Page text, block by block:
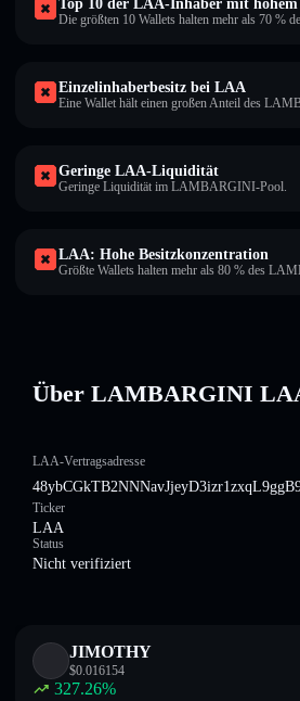
Top 10 der LAA-Inhaber mit
Die größten 10 Wallets halten mehr als 70 %
Einzelinhaberbesitz bei LAA
Eine Wallet hält einen großen Anteil des
Geringe LAA-Liquidität
Geringe Liquidität im LAMBARGINI-Pool.
LAA: Hohe Besitzkonzentration
Größte Wallets halten mehr als 80 % des
Über LAMBARGINI
LAA-Vertragsadresse
Ticker
LAA
Status
Nicht verifiziert
JIMOTHY
$0.016154
327.26%